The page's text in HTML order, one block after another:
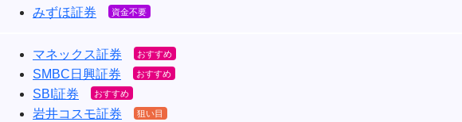
みずほ証券
マネックス証券
SMBC日興証券
SBI証券
岩井コスモ証券